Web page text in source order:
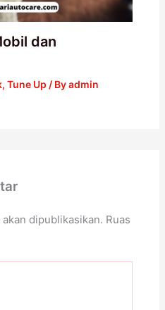
dan
, Tune Up / Byadmin
dipublikasikan. Ruas